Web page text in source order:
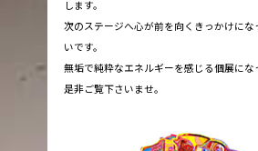
します。
次のステージへ心が前を向くきっかけにな
いです。
無垢で純粋なエネルギーを感じる個展にな
是非ご覧下さいませ。